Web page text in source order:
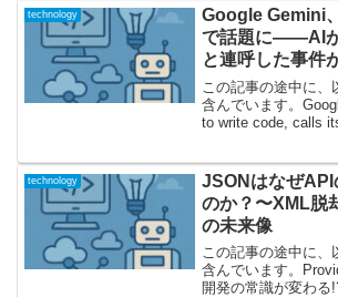
のデザインは...
technology
Google Gemini
で話題に――AIが
と連呼した事件
この記事の途中に、
含んでいます。
to write code, calls
technology
JSONはなぜAPI
のか？〜XML脱
の未来像
この記事の途中に、
含んでいます。
開発の常識が変わる